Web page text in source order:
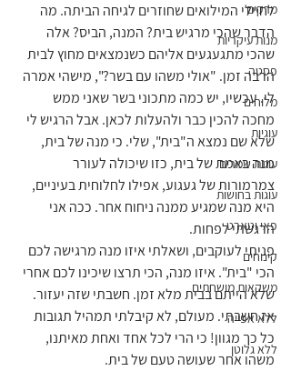
מרקים
מנות עיקריות
פסטה
מלוחים
עוגיות
עוגות שמרים
עוגות בחושות
פאי וטארט
קינוחים
משקאות מושחתים
ללא אפייה
ללא גלוטן
לחיילי המילואים שחוזרים לגיחה הביתה. מה
הדבר שהכי מרגיש בית? המנה, הביס? אלה
שהכי מתגעגעים אליהם כשנמצאים מחוץ לבית
הרבה זמן. "אולי משהו עם בשר?", מישהי אמרה
לי. עכשיו, יש כמה מתכוני בשר שאני ממש
מחכה להכין כבר ולהעלות לכאן. אבל הרגיש לי
שלא שם נמצא ה"בית", שלי. כי מנה של בית,
מנה באמת של בית, כזו שיכולה לעורר
צמרמורות של געגוע, אפילו לחלוחית בעיניים,
היא מנה שמגיע ממנה ניחוח אחר. ככה אני
הרגשתי לפחות.
פניתי לעוקבים, ושאלתי איזו מנה מרגישה לכם
הכי "בית". איזו מנה, הכי תרצו שיכינו לכם אחרי
שלא הייתם בבית מלא זמן. חשבתי שזה יעזור.
אז חשבתי. מעולם, לא קיבלתי תמהיל תגובות
כל כך מגוון! כי הרי לכל אחד ואחת מאיתנו,
משהו אחר שעושה טעם של בית.